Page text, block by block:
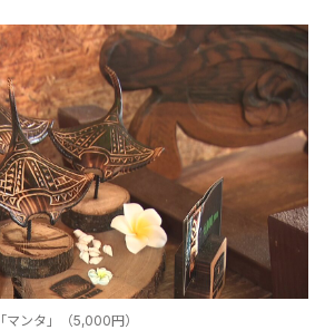
「マンタ」（5,000円）